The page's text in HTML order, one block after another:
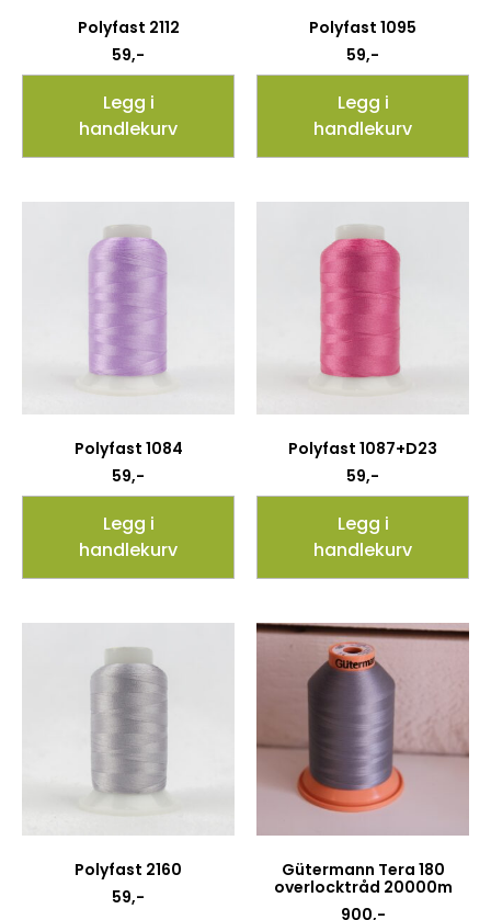
Polyfast 2112
59,-
Legg i
handlekurv
Polyfast 1095
59,-
Legg i
handlekurv
Polyfast 1084
59,-
Legg i
handlekurv
Polyfast 1087+D23
59,-
Legg i
handlekurv
Polyfast 2160
59,-
Gütermann Tera 180
overlocktråd 20000m
900,-